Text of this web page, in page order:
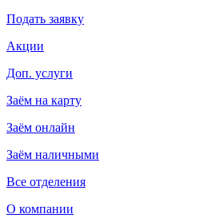
Подать заявку
Акции
Доп. услуги
Заём на карту
Заём онлайн
Заём наличными
Все отделения
О компании